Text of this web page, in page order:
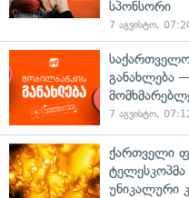
სპონსორი
7 აგვისტო,
განახლება
7 აგვისტო,
ქართველი
ტელესკოპმა
უნიკალური